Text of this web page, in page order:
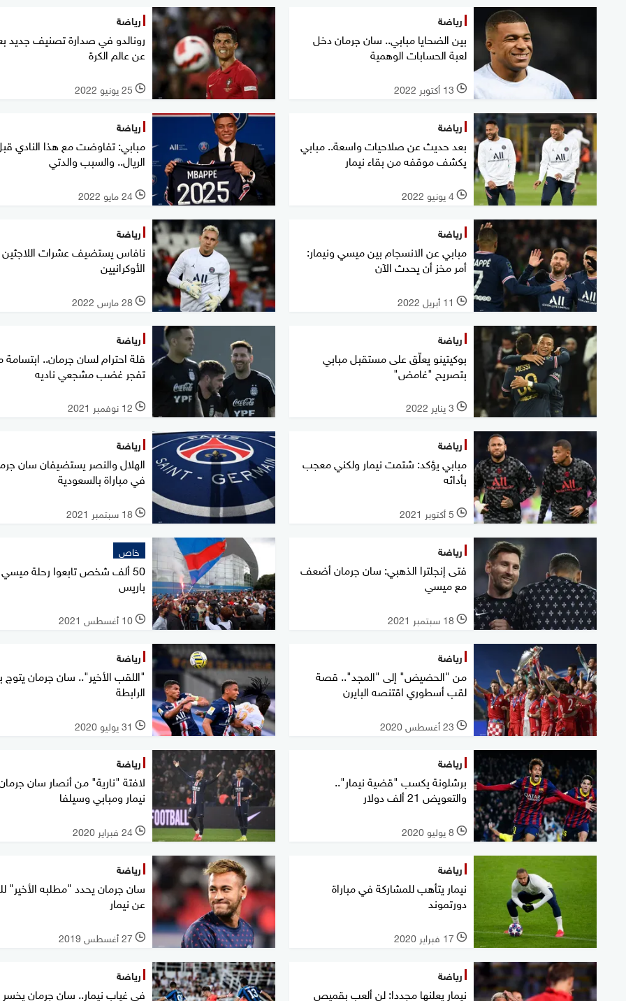
رياضة
بين الضحايا مبابي.. سان جرمان دخل
لعبة الحسابات الوهمية
l 13 أكتوبر 2022
رياضة
رونالدو في صدارة تصنيف جديد
عن عالم الكرة
l 25 يونيو 2022
رياضة
بعد حديث عن صلاحيات واسعة.. مبابي
يكشف موقفه من بقاء نيمار
l 4 يونيو 2022
رياضة
مبابي: تفاوضت مع هذا النادي
الريال.. والسبب والدتي
l 24 مايو 2022
رياضة
مبابي عن الانسجام بين ميسي ونيمار:
أمر مخز أن يحدث الآن
l 11 أبريل 2022
رياضة
نافاس يستضيف عشرات اللاجئين
الأوكرانيين
l 28 مارس 2022
رياضة
بوكيتينو يعلّق على مستقبل مبابي
بتصريح "غامض"
l 3 يناير 2022
رياضة
قلة احترام لسان جرمان..
تفجر غضب مشجعي ناديه
l 12 نوفمبر 2021
رياضة
مبابي يؤكد: شتمت نيمار ولكني معجب
بأدائه
l 5 أكتوبر 2021
رياضة
الهلال والنصر يستضيفان سان
في مباراة بالسعودية
l 18 سبتمبر 2021
رياضة
فتى إنجلترا الذهبي: سان جرمان أضعف
مع ميسي
l 18 سبتمبر 2021
خاص
50 ألف شخص تابعوا رحلة
باريس
l 10 أغسطس 2021
رياضة
من "الحضيض" إلى "المجد".. قصة
لقب أسطوري اقتنصه البايرن
l 23 أغسطس 2020
رياضة
"اللقب الأخير".. سان جرمان
الرابطة
l 31 يوليو 2020
رياضة
برشلونة يكسب "قضية نيمار"..
والتعويض 21 ألف دولار
l 8 يوليو 2020
رياضة
لافتة "نارية" من أنصار سان
نيمار ومبابي وسيلفا
l 24 فبراير 2020
رياضة
نيمار يتأهب للمشاركة في مباراة
دورتموند
l 17 فبراير 2020
رياضة
سان جرمان يحدد "مطلبه الأخير"
عن نيمار
l 27 أغسطس 2019
رياضة
نيمار يعلنها مجددا: لن ألعب بقميص
رياضة
في غياب نيمار.. سان جرمان يخسر